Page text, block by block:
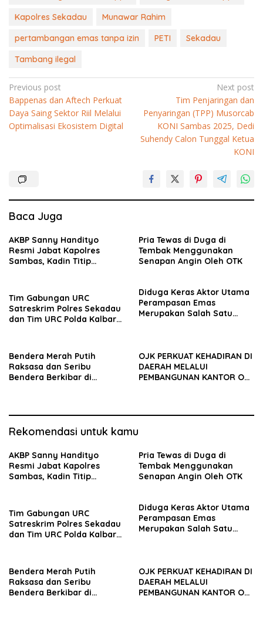
Kapolres Sekadau
Munawar Rahim
pertambangan emas tanpa izin
PETI
Sekadau
Tambang ilegal
Navigasi
pos
Previous post
Bappenas dan Aftech Perkuat
Daya Saing Sektor Riil Melalui
Optimalisasi Ekosistem Digital
Next post
Tim Penjaringan dan
Penyaringan (TPP) Musorcab
KONI Sambas 2025, Dedi
Suhendy Calon Tunggal Ketua
KONI
Baca Juga
AKBP Sanny Handityo
Resmi Jabat Kapolres
Sambas, Kadin Titip
Pria Tewas di Duga di
Tembak Menggunakan
Senapan Angin Oleh OTK
Tim Gabungan URC
Satreskrim Polres Sekadau
dan Tim URC Polda Kalbar
Diduga Keras Aktor Utama
Perampasan Emas
Merupakan Salah Satu
Bendera Merah Putih
Raksasa dan Seribu
Bendera Berkibar di
OJK PERKUAT KEHADIRAN DI
DAERAH MELALUI
PEMBANGUNAN KANTOR OJK
Rekomendasi untuk kamu
AKBP Sanny Handityo
Resmi Jabat Kapolres
Sambas, Kadin Titip
Pria Tewas di Duga di
Tembak Menggunakan
Senapan Angin Oleh OTK
Tim Gabungan URC
Satreskrim Polres Sekadau
dan Tim URC Polda Kalbar
Diduga Keras Aktor Utama
Perampasan Emas
Merupakan Salah Satu
Bendera Merah Putih
Raksasa dan Seribu
Bendera Berkibar di
OJK PERKUAT KEHADIRAN DI
DAERAH MELALUI
PEMBANGUNAN KANTOR OJK